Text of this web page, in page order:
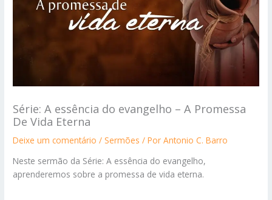
Série: A essência do evangelho – A Promessa
De Vida Eterna
Deixe um comentário /Sermões / PorAntonio C. Barro
Neste sermão da Série: A essência do evangelho,
aprenderemos sobre a promessa de vida eterna.